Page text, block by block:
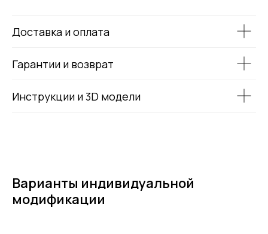
Доставка и оплата
Гарантии и возврат
Инструкции и 3D модели
Варианты индивидуальной
модификации